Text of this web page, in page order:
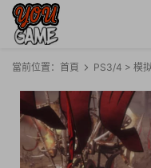
當前位置： 首頁 PS3/4 > 模